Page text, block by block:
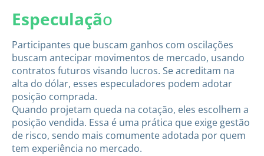
Especulação
Participantes que buscam ganhos com oscilações
buscam antecipar movimentos de mercado, usando
contratos futuros visando lucros. Se acreditam na
alta do dólar, esses especuladores podem adotar
posição comprada.
Quando projetam queda na cotação, eles escolhem a
posição vendida. Essa é uma prática que exige gestão
de risco, sendo mais comumente adotada por quem
tem experiência no mercado.